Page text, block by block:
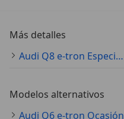
Más detalles
Audi Q8 e-tron Especificaciones técnicas
Modelos alternativos
Audi Q6 e-tron Ocasión